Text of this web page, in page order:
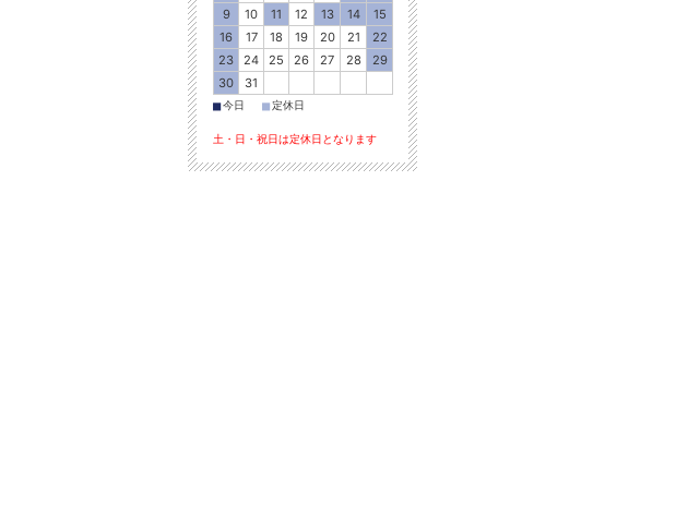
9
10 11 12 13 14
15
16
17 18 19 20 21
22
23
24 25 26 27 28
29
30
31
■今日 ■定休日
土・日・祝日は定休日となります